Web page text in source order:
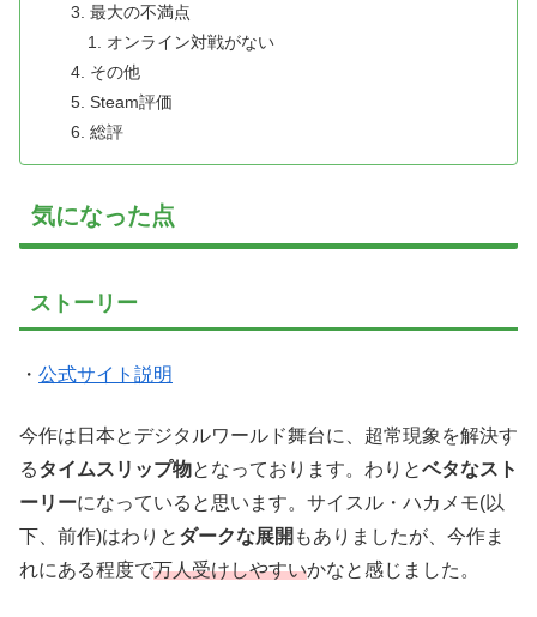
最大の不満点
オンライン対戦がない
その他
Steam評価
総評
気になった点
ストーリー
・ 公式サイト説明
今作は日本とデジタルワールド舞台に、超常現象を解決す
るタイムスリップ物となっております。わりとベタなスト
ーリーになっていると思います。サイスル・ハカメモ(以
下、前作)はわりと ダークな展開 もありましたが、今作ま
れにある程度で万人受けしやすいかなと感じました。